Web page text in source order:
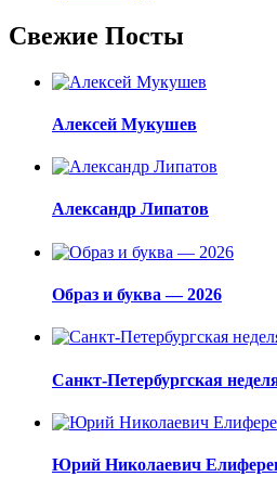
Свежие Посты
Алексей Мукушев
Александр Липатов
Образ и буква — 2026
Санкт-Петербургская
Юрий Николаевич